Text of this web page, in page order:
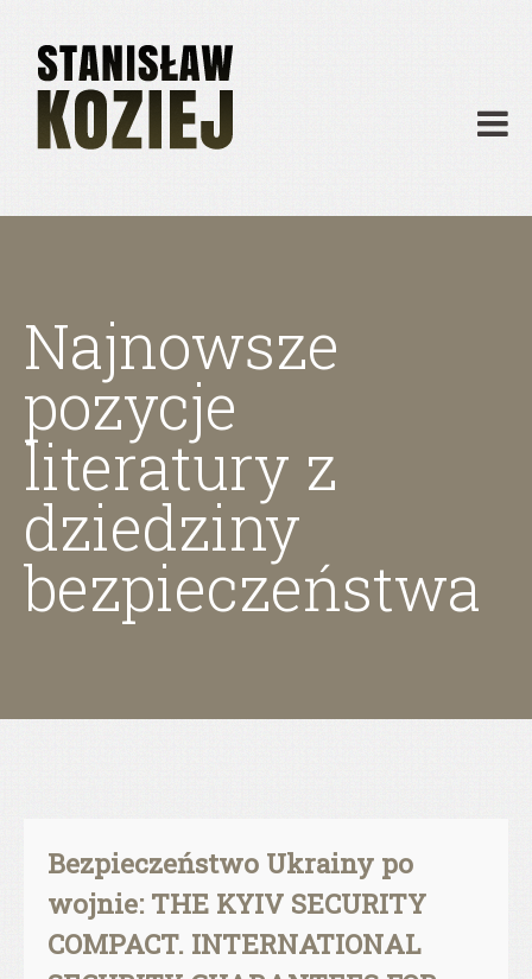
Publikacje
Działalność
Materiały dydaktyczne
Najnowsze
pozycje
literatury z
dziedziny
bezpieczeństwa
Bezpieczeństwo Ukrainy po
wojnie: THE KYIV SECURITY
COMPACT. INTERNATIONAL